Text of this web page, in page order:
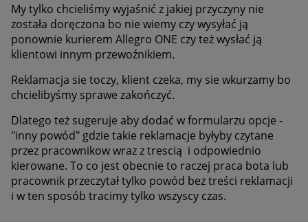
My tylko chcieliśmy wyjaśnić z jakiej przyczyny nie
została doręczona bo nie wiemy czy wysyłać ją
ponownie kurierem Allegro ONE czy też wysłać ją
klientowi innym przewoźnikiem.
Reklamacja sie toczy, klient czeka, my sie wkurzamy bo
chcielibyśmy sprawe zakończyć.
Dlatego też sugeruje aby dodać w formularzu opcje -
"inny powód" gdzie takie reklamacje byłyby czytane
przez pracownikow wraz z trescią i odpowiednio
kierowane. To co jest obecnie to raczej praca bota lub
pracownik przeczytał tylko powód bez treści reklamacji
i w ten sposób tracimy tylko wszyscy czas.